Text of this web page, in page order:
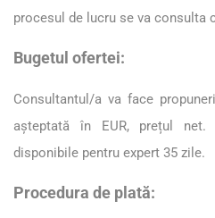
procesul de lucru se va consulta
Bugetul ofertei:
Consultantul/a va face
așteptată în EUR, prețul
disponibile pentru expert 35 zile.
Procedura de plată: